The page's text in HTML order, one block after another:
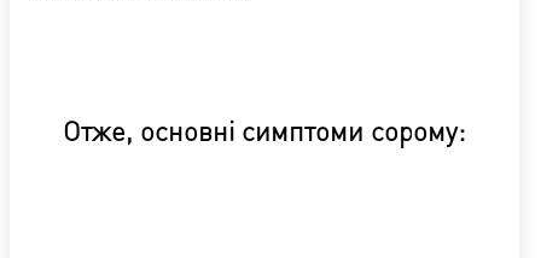
Отже, основні симптоми сорому: